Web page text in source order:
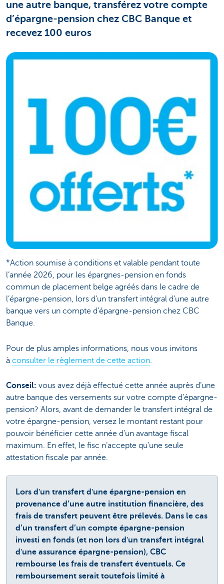
une autre banque, transférez votre compte
d’épargne-pension chez CBC Banque et
recevez 100 euros
*Action soumise à conditions et valable pendant toute
l’année 2026, pour les épargnes-pension en fonds
commun de placement belge agréés dans le cadre de
l’épargne-pension, lors d’un transfert intégral d’une autre
banque vers un compte d’épargne-pension chez CBC
Banque.
Pour de plus amples informations, nous vous invitons
à consulter le règlement de cette action.
Conseil: vous avez déjà effectué cette année auprès d’une
autre banque des versements sur votre compte d’épargne-
pension? Alors, avant de demander le transfert intégral de
votre épargne-pension, versez le montant restant pour
pouvoir bénéficier cette année d’un avantage fiscal
maximum. En effet, le fisc n’accepte qu’une seule
attestation fiscale par année.
Lors d'un transfert d'une épargne-pension en
provenance d’une autre institution financière, des
frais de transfert peuvent être prélevés. Dans le cas
d’un transfert d’un compte épargne-pension
investi en fonds (et non lors d'un transfert intégral
d'une assurance épargne-pension), CBC
rembourse les frais de transfert éventuels. Ce
remboursement serait toutefois limité à